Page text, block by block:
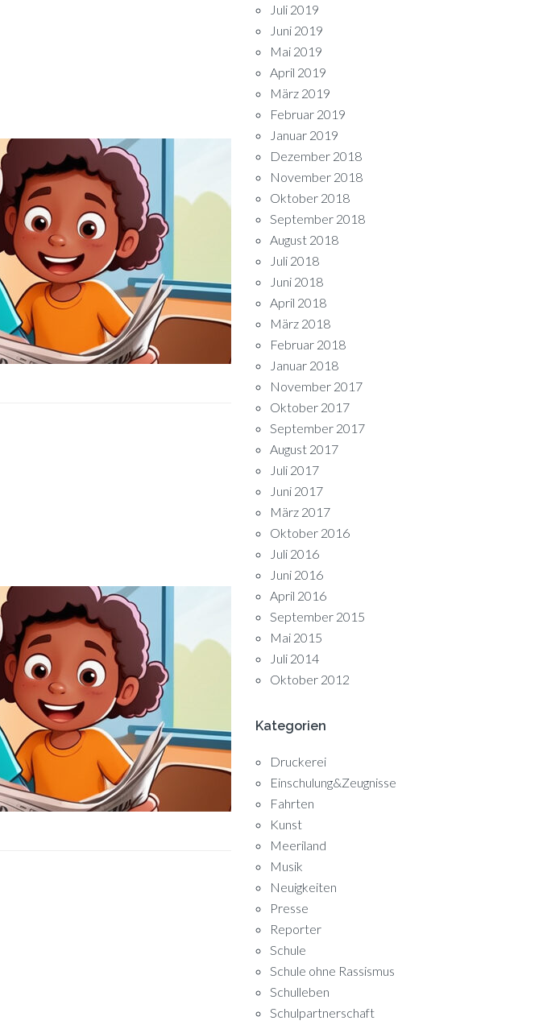
Juli 2019
Juni 2019
Mai 2019
April 2019
März 2019
Februar 2019
Januar 2019
Dezember 2018
November 2018
Oktober 2018
September 2018
August 2018
Juli 2018
Juni 2018
April 2018
März 2018
Februar 2018
Januar 2018
November 2017
Oktober 2017
September 2017
August 2017
Juli 2017
Juni 2017
März 2017
Oktober 2016
Juli 2016
Juni 2016
April 2016
September 2015
Mai 2015
Juli 2014
Oktober 2012
Kategorien
Druckerei
Einschulung&Zeugnisse
Fahrten
Kunst
Meeriland
Musik
Neuigkeiten
Presse
Reporter
Schule
Schule ohne Rassismus
Schulleben
Schulpartnerschaft